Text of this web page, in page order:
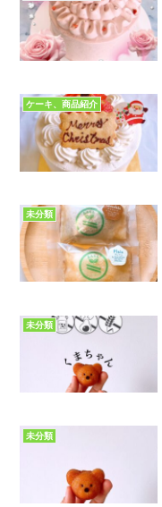
ケーキ、商品紹介
未分類
未分類
未分類